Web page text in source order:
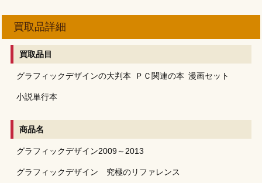
買取品詳細
買取品目
グラフィックデザインの大判本 ＰＣ関連の本 漫画セット
小説単行本
商品名
グラフィックデザイン2009～2013
グラフィックデザイン 究極のリファレンス